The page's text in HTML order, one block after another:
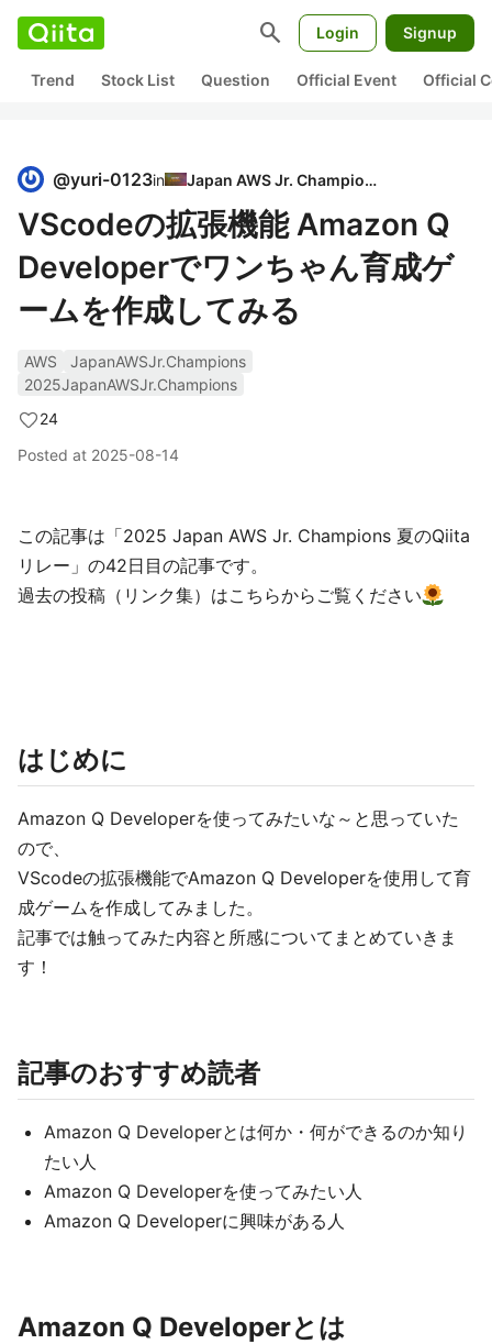
search Login Signup
Trend Stock List Question Official Event Official
@yuri-0123in Japan AWS Jr. Champions
VScodeの拡張機能 Amazon Q
Developerでワンちゃん育成ゲ
ームを作成してみる
AWS
JapanAWSJr.Champions
2025JapanAWSJr.Champions
24
Posted at 2025-08-14
この記事は「2025 Japan AWS Jr. Champions 夏のQiita
リレー」の42日目の記事です。
過去の投稿（リンク集）はこちらからご覧ください
はじめに
Amazon Q Developerを使ってみたいな～と思っていた
ので、
VScodeの拡張機能でAmazon Q Developerを使用して育
成ゲームを作成してみました。
記事では触ってみた内容と所感についてまとめていきま
す！
記事のおすすめ読者
Amazon Q Developerとは何か・何ができるのか知り
たい人
Amazon Q Developerを使ってみたい人
Amazon Q Developerに興味がある人
Amazon Q Developerとは